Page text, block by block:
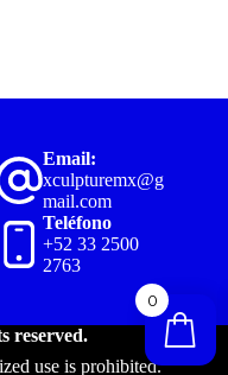
Email:
xculpturemx@g
mail.com
Teléfono
+52 33 2500
2763
reserved.
use is prohibited.
0